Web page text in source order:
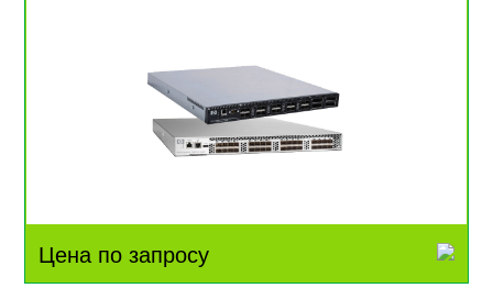
Цена по запросу